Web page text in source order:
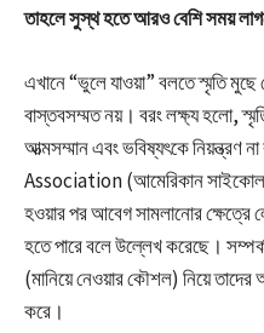
তাহলে সুস্থ হতে আরও বেশি সময়
এখানে “ভুলে যাওয়া” বলতে স্মৃতি
বাস্তবসম্মত নয়। বরং লক্ষ্য হলো,
আত্মসম্মান এবং ভবিষ্যৎকে
Association (আমেরিকান
হওয়ার পর আবেগ সামলানোর ক্ষেত্রে
হতে পারে বলে উল্লেখ করেছে।
(মানিয়ে নেওয়ার কৌশল) নিয়ে
করে।